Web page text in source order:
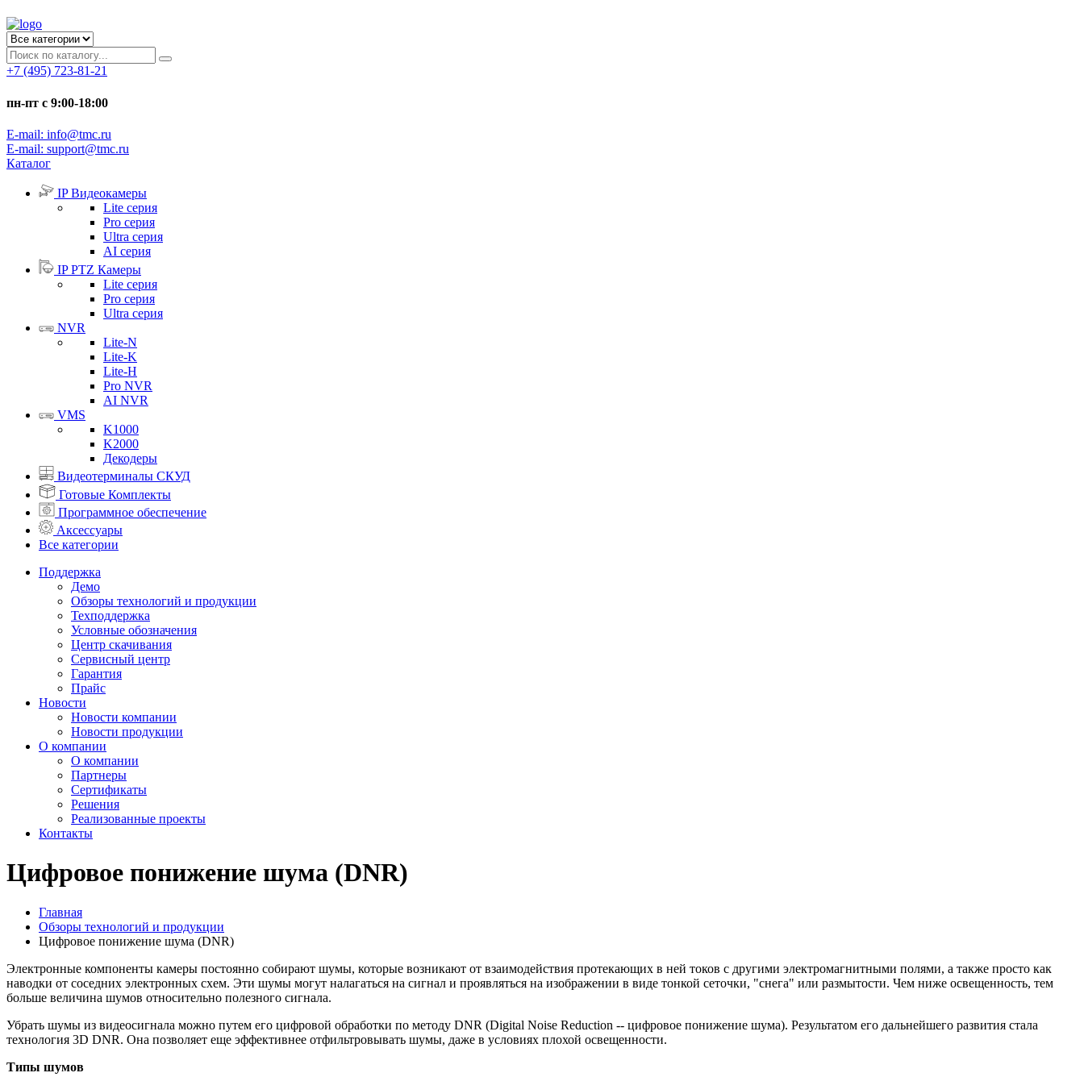
+7 (495) 723-81-21
пн-пт с 9:00-18:00
E-mail: info@tmc.ru
E-mail: support@tmc.ru
Каталог
IP Видеокамеры
Lite серия
Pro серия
Ultra серия
AI серия
IP PTZ Камеры
Lite серия
Pro серия
Ultra серия
NVR
Lite-N
Lite-K
Lite-H
Pro NVR
AI NVR
VMS
K1000
K2000
Декодеры
Видеотерминалы СКУД
Готовые Комплекты
Программное обеспечение
Аксессуары
Все категории
Поддержка
Демо
Обзоры технологий и продукции
Техподдержка
Условные обозначения
Центр скачивания
Сервисный центр
Гарантия
Прайс
Новости
Новости компании
Новости продукции
О компании
О компании
Партнеры
Сертификаты
Решения
Реализованные проекты
Контакты
Цифровое понижение шума (DNR)
Главная
Обзоры технологий и продукции
Цифровое понижение шума (DNR)
Электронные компоненты камеры постоянно собирают шумы, которые возникают от взаимодействия протекающих в ней токов с другими электромагнитными полями, а также просто как
наводки от соседних электронных схем. Эти шумы могут налагаться на сигнал и проявляться на изображении в виде тонкой сеточки, "снега" или размытости. Чем ниже освещенность, тем
больше величина шумов относительно полезного сигнала.
Убрать шумы из видеосигнала можно путем его цифровой обработки по методу DNR (Digital Noise Reduction -- цифровое понижение шума). Результатом его дальнейшего развития стала
технология 3D DNR. Она позволяет еще эффективнее отфильтровывать шумы, даже в условиях плохой освещенности.
Типы шумов